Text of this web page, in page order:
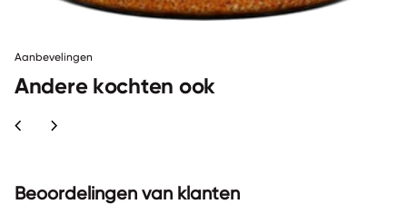
Aanbevelingen
Andere kochten ook
chevron_left chevron_right
Beoordelingen van klanten